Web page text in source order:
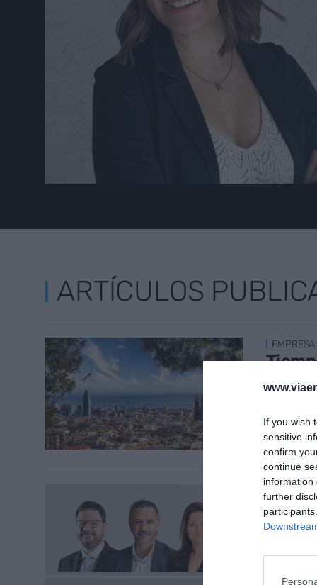
If you wish
sensitive
confirm
continue
information
further
ARTÍCULOS
EMPRESA
la
El
David